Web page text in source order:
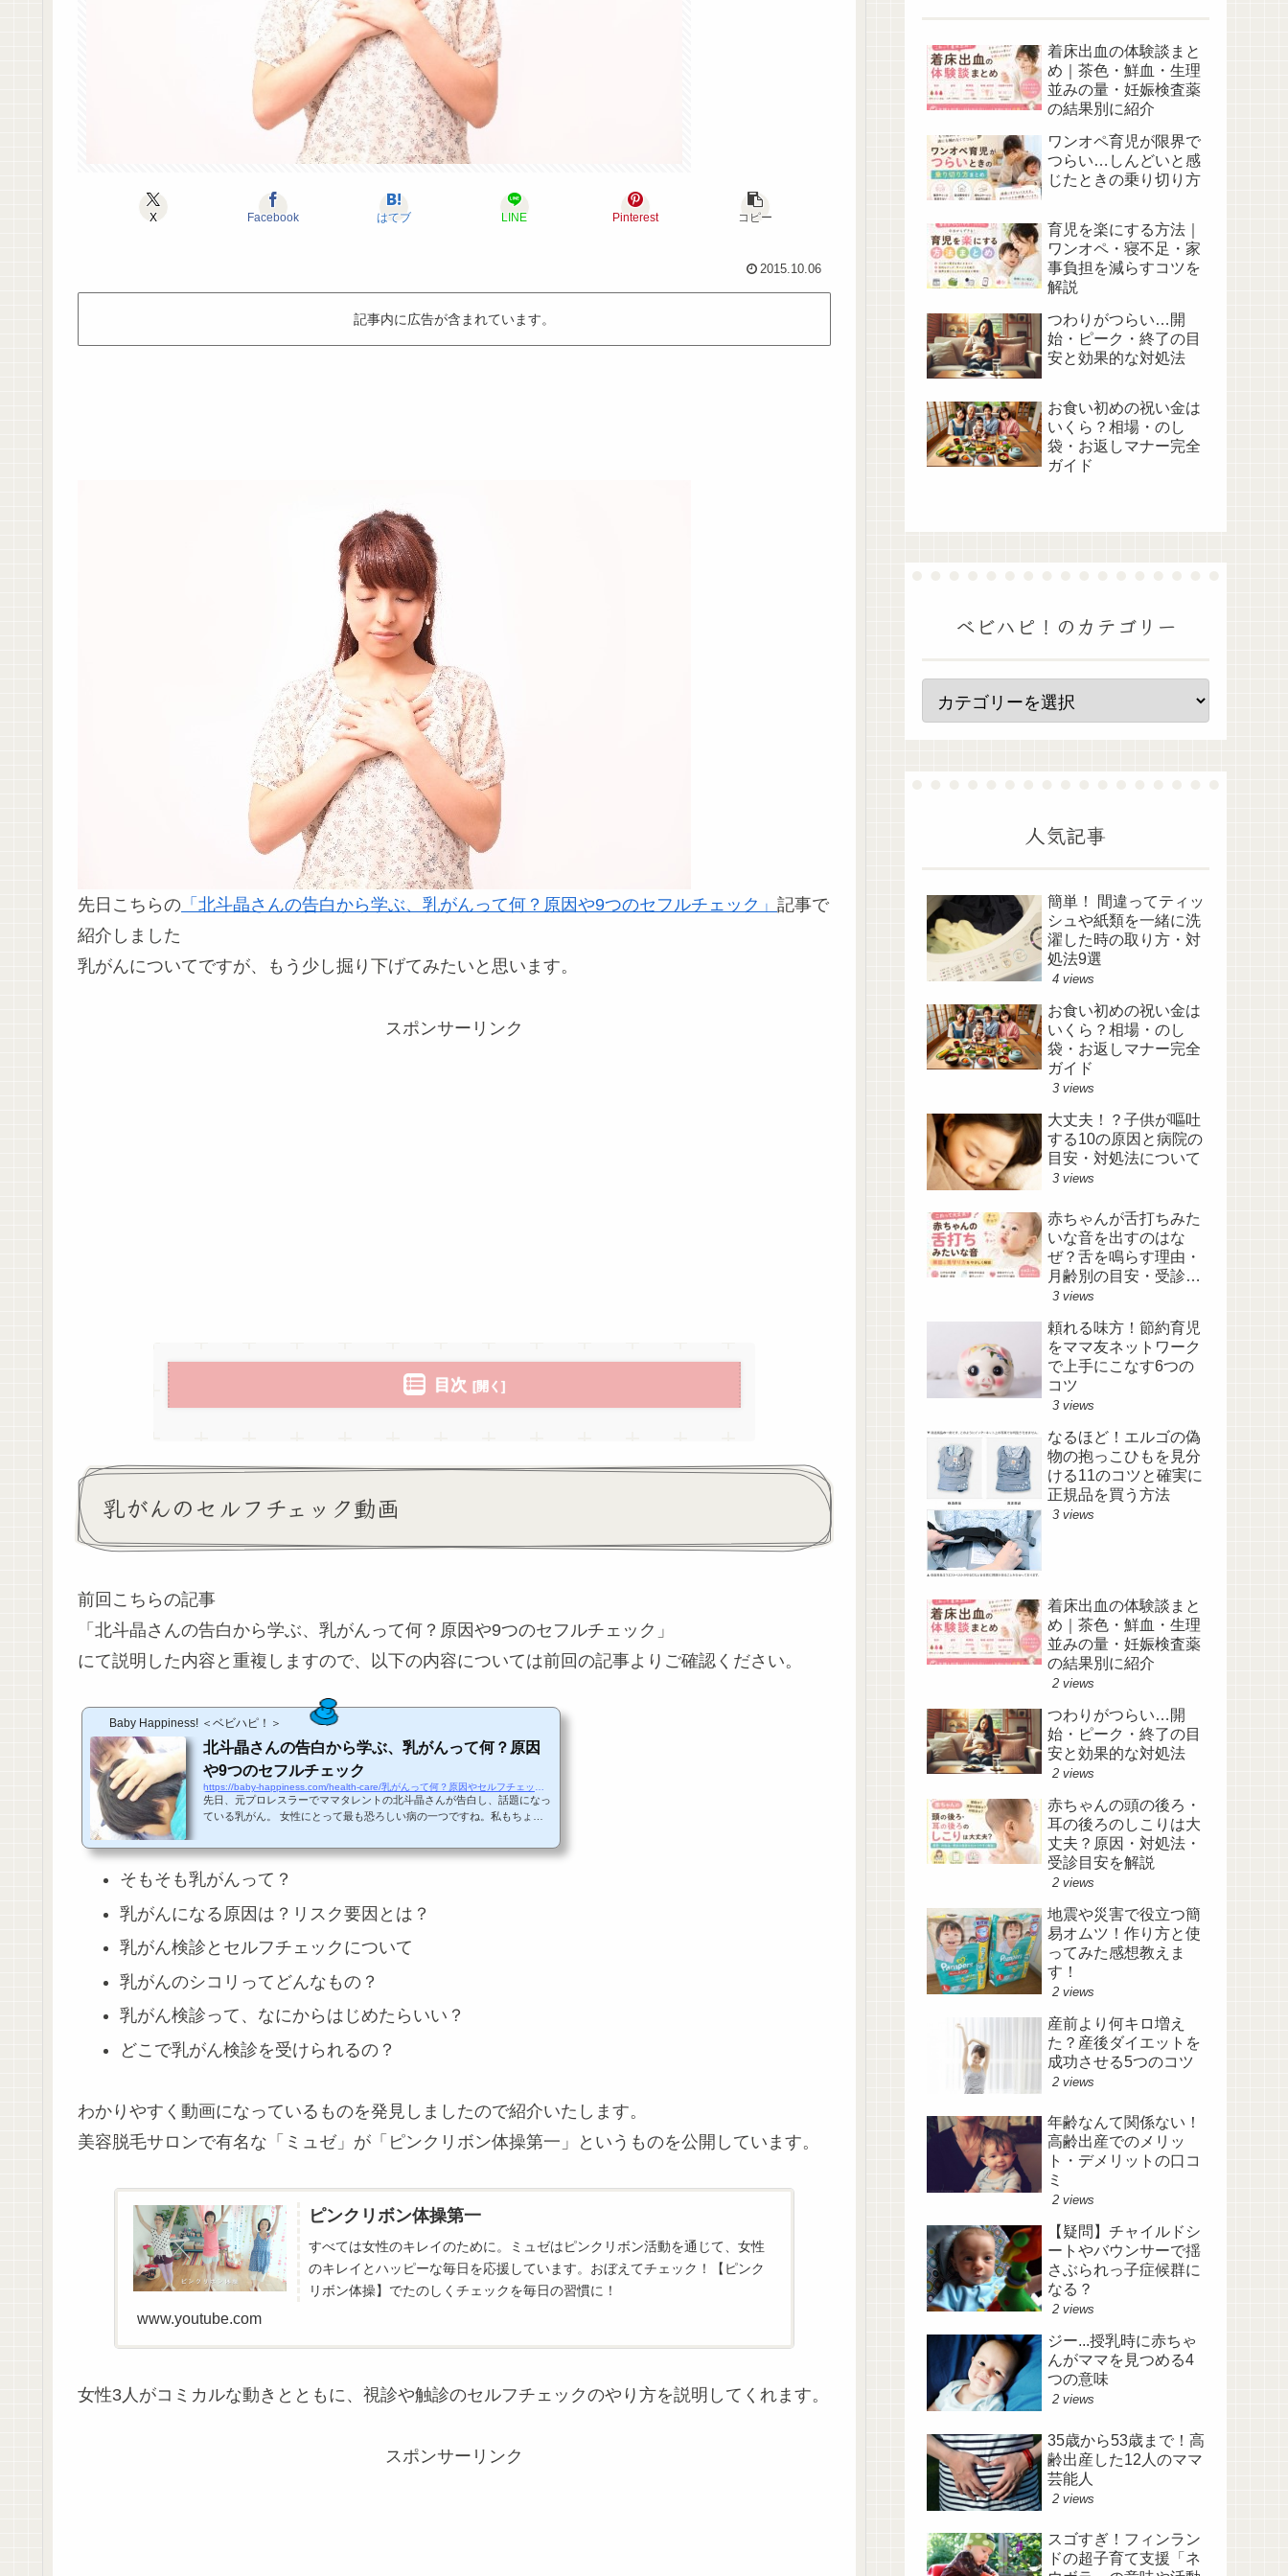
X Facebook はてブ LINE Pinterest コピー
2015.10.06
記事内に広告が含まれています。
先日こちらの 「北斗晶さんの告白から学ぶ、乳がんって何？原因や9つのセフルチェック」 記事で
紹介しました
乳がんについてですが、もう少し掘り下げてみたいと思います。
スポンサーリンク
目次
乳がんのセルフチェック動画
前回こちらの記事
「北斗晶さんの告白から学ぶ、乳がんって何？原因や9つのセフルチェック」
にて説明した内容と重複しますので、以下の内容については前回の記事よりご確認ください。
Baby Happiness! ＜ベビハピ！＞
北斗晶さんの告白から学ぶ、乳がんって何？原因
や9つのセフルチェック
先日、元プロレスラーでママタレントの北斗晶さんが告白し、話題になっ
ている乳がん。 女性にとって最も恐ろしい病の一つですね。私もちょっ
るのではないでしょうか。 （「北斗晶オフィシャルブログ そこのけそこ
胃がん患者数を抜いてしまうのでは…とさえ言われています。 「乳がん
ックの方法」「シコリの見分け方」 など...
そもそも乳がんって？
乳がんになる原因は？リスク要因とは？
乳がん検診とセルフチェックについて
乳がんのシコリってどんなもの？
乳がん検診って、なにからはじめたらいい？
どこで乳がん検診を受けられるの？
わかりやすく動画になっているものを発見しましたので紹介いたします。
美容脱毛サロンで有名な「ミュゼ」が「ピンクリボン体操第一」というものを公開しています。
ピンクリボン体操第一
すべては女性のキレイのために。ミュゼはピンクリボン活動を通じて、女性
のキレイとハッピーな毎日を応援しています。おぼえてチェック！【ピンク
リボン体操】でたのしくチェックを毎日の習慣に！
www.youtube.com
女性3人がコミカルな動きとともに、視診や触診のセルフチェックのやり方を説明してくれます。
スポンサーリンク
着床出血の体験談まと
め｜茶色・鮮血・生理
並みの量・妊娠検査薬
の結果別に紹介
ワンオペ育児が限界で
つらい…しんどいと感
じたときの乗り切り方
育児を楽にする方法｜
ワンオペ・寝不足・家
事負担を減らすコツを
解説
つわりがつらい…開
始・ピーク・終了の目
安と効果的な対処法
お食い初めの祝い金は
いくら？相場・のし
袋・お返しマナー完全
ガイド
ベビハピ！のカテゴリー
人気記事
簡単！ 間違ってティッ
シュや紙類を一緒に洗
濯した時の取り方・対
処法9選
4 views
お食い初めの祝い金は
いくら？相場・のし
袋・お返しマナー完全
ガイド
3 views
大丈夫！？子供が嘔吐
する10の原因と病院の
目安・対処法について
3 views
赤ちゃんが舌打ちみた
いな音を出すのはな
ぜ？舌を鳴らす理由・
月齢別の目安・受診の
サインを解説
3 views
頼れる味方！節約育児
をママ友ネットワーク
で上手にこなす6つの
コツ
3 views
なるほど！エルゴの偽
物の抱っこひもを見分
ける11のコツと確実に
正規品を買う方法
3 views
着床出血の体験談まと
め｜茶色・鮮血・生理
並みの量・妊娠検査薬
の結果別に紹介
2 views
つわりがつらい…開
始・ピーク・終了の目
安と効果的な対処法
2 views
赤ちゃんの頭の後ろ・
耳の後ろのしこりは大
丈夫？原因・対処法・
受診目安を解説
2 views
地震や災害で役立つ簡
易オムツ！作り方と使
ってみた感想教えま
す！
2 views
産前より何キロ増え
た？産後ダイエットを
成功させる5つのコツ
2 views
年齢なんて関係ない！
高齢出産でのメリッ
ト・デメリットの口コ
ミ
2 views
【疑問】チャイルドシ
ートやバウンサーで揺
さぶられっ子症候群に
なる？
2 views
ジー...授乳時に赤ちゃ
んがママを見つめる4
つの意味
2 views
35歳から53歳まで！高
齢出産した12人のママ
芸能人
2 views
スゴすぎ！フィンラン
ドの超子育て支援「ネ